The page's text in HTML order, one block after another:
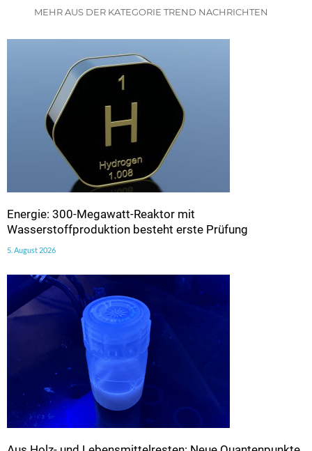
MEHR AUS DER KATEGORIE TREND NACHRICHTEN
Energie: 300-Megawatt-Reaktor mit
Wasserstoffproduktion besteht erste Prüfung
5. August 2026